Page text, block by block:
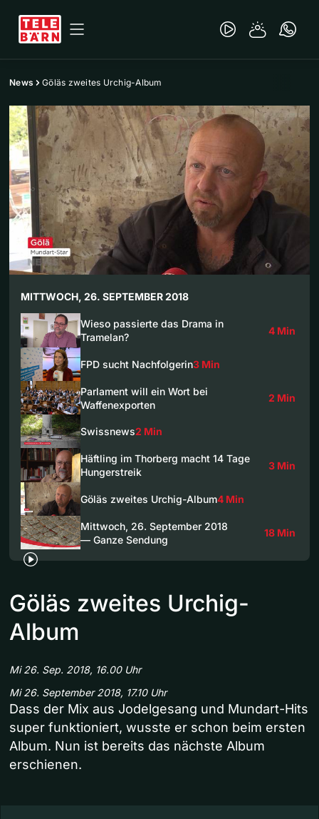
News Göläs zweites Urchig-Album
MITTWOCH, 26. SEPTEMBER 2018
Wieso passierte das Drama in
Tramelan?
4 Min
FPD sucht Nachfolgerin3 Min
Parlament will ein Wort bei
Waffenexporten
2 Min
Swissnews2 Min
Häftling im Thorberg macht 14 Tage
Hungerstreik
3 Min
Göläs zweites Urchig-Album4 Min
Mittwoch, 26. September 2018
— Ganze Sendung
18 Min
Göläs zweites Urchig-
Album
Mi 26. Sep. 2018, 16.00 Uhr
Mi 26. September 2018, 17.10 Uhr
Dass der Mix aus Jodelgesang und Mundart-Hits
super funktioniert, wusste er schon beim ersten
Album. Nun ist bereits das nächste Album
erschienen.